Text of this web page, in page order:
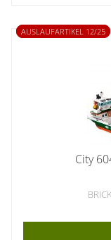
AUSLAUFARTIKEL 12/25
City